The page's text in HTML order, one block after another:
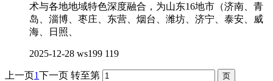
术与各地地域特色深度融合，为山东16地市（济南、青
岛、淄博、枣庄、东营、烟台、潍坊、济宁、泰安、威
海、日照、
2025-12-28 ws199 119
上一页1下一页 转至第